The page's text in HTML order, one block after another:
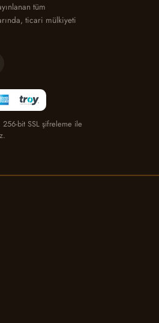
tüm
ticari mülkiyeti
bit SSL şifreleme ile